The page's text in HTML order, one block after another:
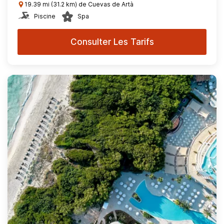
19.39 mi (31.2 km) de Cuevas de Artà
Piscine
Spa
Consulter Les Tarifs